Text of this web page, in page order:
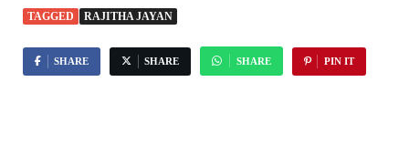
TAGGED RAJITHA JAYAN
SHARE SHARE SHARE PIN IT